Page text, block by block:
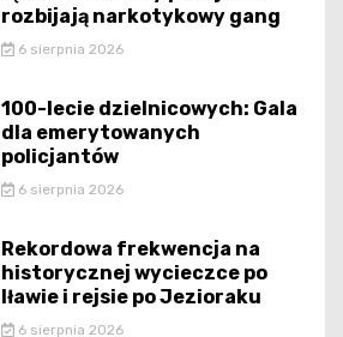
rozbijają narkotykowy gang
6 sierpnia 2026
100-lecie dzielnicowych: Gala
dla emerytowanych
policjantów
6 sierpnia 2026
Rekordowa frekwencja na
historycznej wycieczce po
Iławie i rejsie po Jezioraku
6 sierpnia 2026